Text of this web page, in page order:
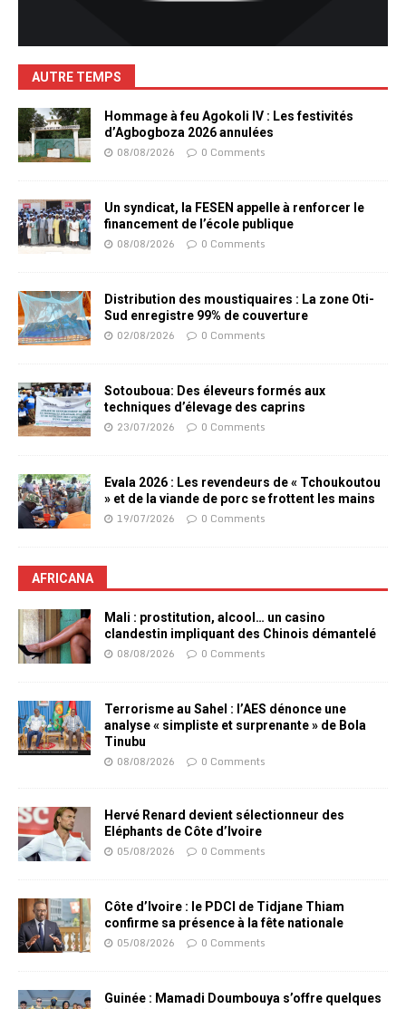
AUTRE TEMPS
Hommage à feu Agokoli IV : Les festivités
d’Agbogboza 2026 annulées
08/08/2026 0 Comments
Un syndicat, la FESEN appelle à renforcer le
financement de l’école publique
08/08/2026 0 Comments
Distribution des moustiquaires : La zone Oti-
Sud enregistre 99% de couverture
02/08/2026 0 Comments
Sotouboua: Des éleveurs formés aux
techniques d’élevage des caprins
23/07/2026 0 Comments
Evala 2026 : Les revendeurs de « Tchoukoutou
» et de la viande de porc se frottent les mains
19/07/2026 0 Comments
AFRICANA
Mali : prostitution, alcool… un casino
clandestin impliquant des Chinois démantelé
08/08/2026 0 Comments
Terrorisme au Sahel : l’AES dénonce une
analyse « simpliste et surprenante » de Bola
Tinubu
08/08/2026 0 Comments
Hervé Renard devient sélectionneur des
Eléphants de Côte d’Ivoire
05/08/2026 0 Comments
Côte d’Ivoire : le PDCI de Tidjane Thiam
confirme sa présence à la fête nationale
05/08/2026 0 Comments
Guinée : Mamadi Doumbouya s’offre quelques